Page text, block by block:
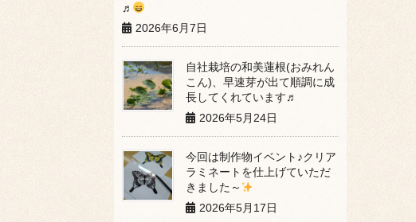
♬
2026年6月7日
自社栽培の和美蓮根(おみれん
こん)、早速芽が出て順調に成
長してくれています♬
2026年5月24日
今回は制作物イベント♪クリア
ラミネートを仕上げていただ
きました～
2026年5月17日